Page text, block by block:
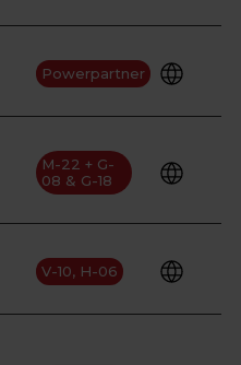
Powerpartner
M-22 + G-
08 & G-18
V-10, H-06